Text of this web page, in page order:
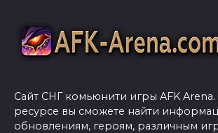
Сайт СНГ комьюнити игры AFK
ресурсе вы сможете найти
обновлениям, героям, различным